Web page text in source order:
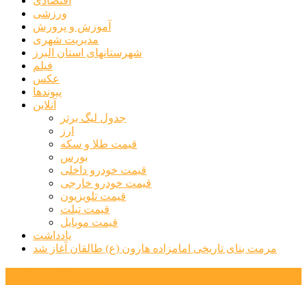
ورزشی
آموزش و پرورش
مدیریت شهری
شهرستانهای استان البرز
فیلم
عکس
پیوندها
آنلاین
جدول لیگ برتر
ارز
قیمت طلا و سکه
بورس
قیمت خودرو داخلی
قیمت خودرو خارجی
قیمت تلویزیون
قیمت تبلت
قیمت موبایل
یادداشت
مرمت بنای تاریخی امامزاده هارون (ع) طالقان آغاز شد